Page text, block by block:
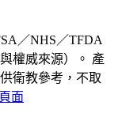
／NHS／TFDA
權威來源）。 產
衛教參考，不取
面